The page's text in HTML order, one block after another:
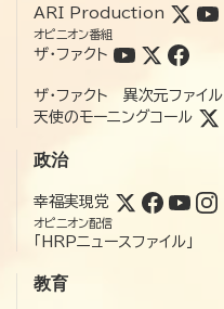
ARI Production
オピニオン番組
ザ・ファクト
ザ・ファクト 異次元ファイル
天使のモーニングコール
政治
幸福実現党
オピニオン配信
「HRPニュースファイル」
教育